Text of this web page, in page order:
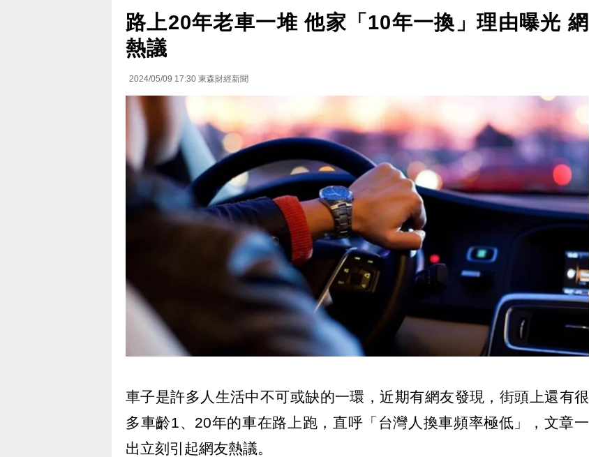
路上20年老車一堆 他家「10年一換」理由曝光 網
熱議
2024/05/09 17:30 東森財經新聞
車子是許多人生活中不可或缺的一環，近期有網友發現，街頭上還有很
多車齡1、20年的車在路上跑，直呼「台灣人換車頻率極低」，文章一
出立刻引起網友熱議。